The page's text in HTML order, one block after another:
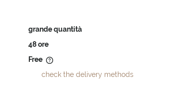
grande quantità
48 ore
Free
check the delivery methods